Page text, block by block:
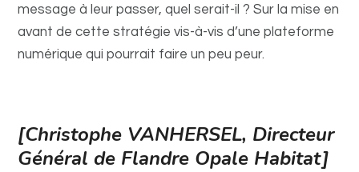
message à leur passer, quel serait-il ? Sur la mise en
avant de cette stratégie vis-à-vis d’une plateforme
numérique qui pourrait faire un peu peur.
[Christophe VANHERSEL, Directeur
Général de Flandre Opale Habitat]